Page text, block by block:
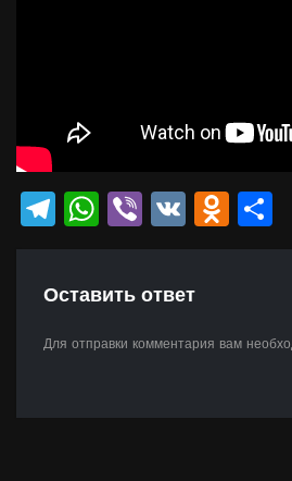
Telegram
WhatsApp
Viber
VK
Оставить ответ
Для отправки комментария вам